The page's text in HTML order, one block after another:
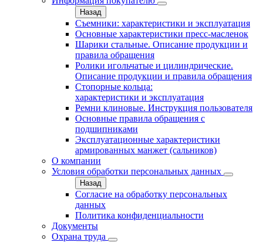
Назад
Съемники: характеристики и эксплуатация
Основные характеристики пресс‑масленок
Шарики стальные. Описание продукции и
правила обращения
Ролики игольчатые и цилиндрические.
Описание продукции и правила обращения
Стопорные кольца:
характеристики и эксплуатация
Ремни клиновые. Инструкция пользователя
Основные правила обращения с
подшипниками
Эксплуатационные характеристики
армированных манжет (сальников)
О компании
Условия обработки персональных данных
Назад
Согласие на обработку персональных
данных
Политика конфиденциальности
Документы
Охрана труда